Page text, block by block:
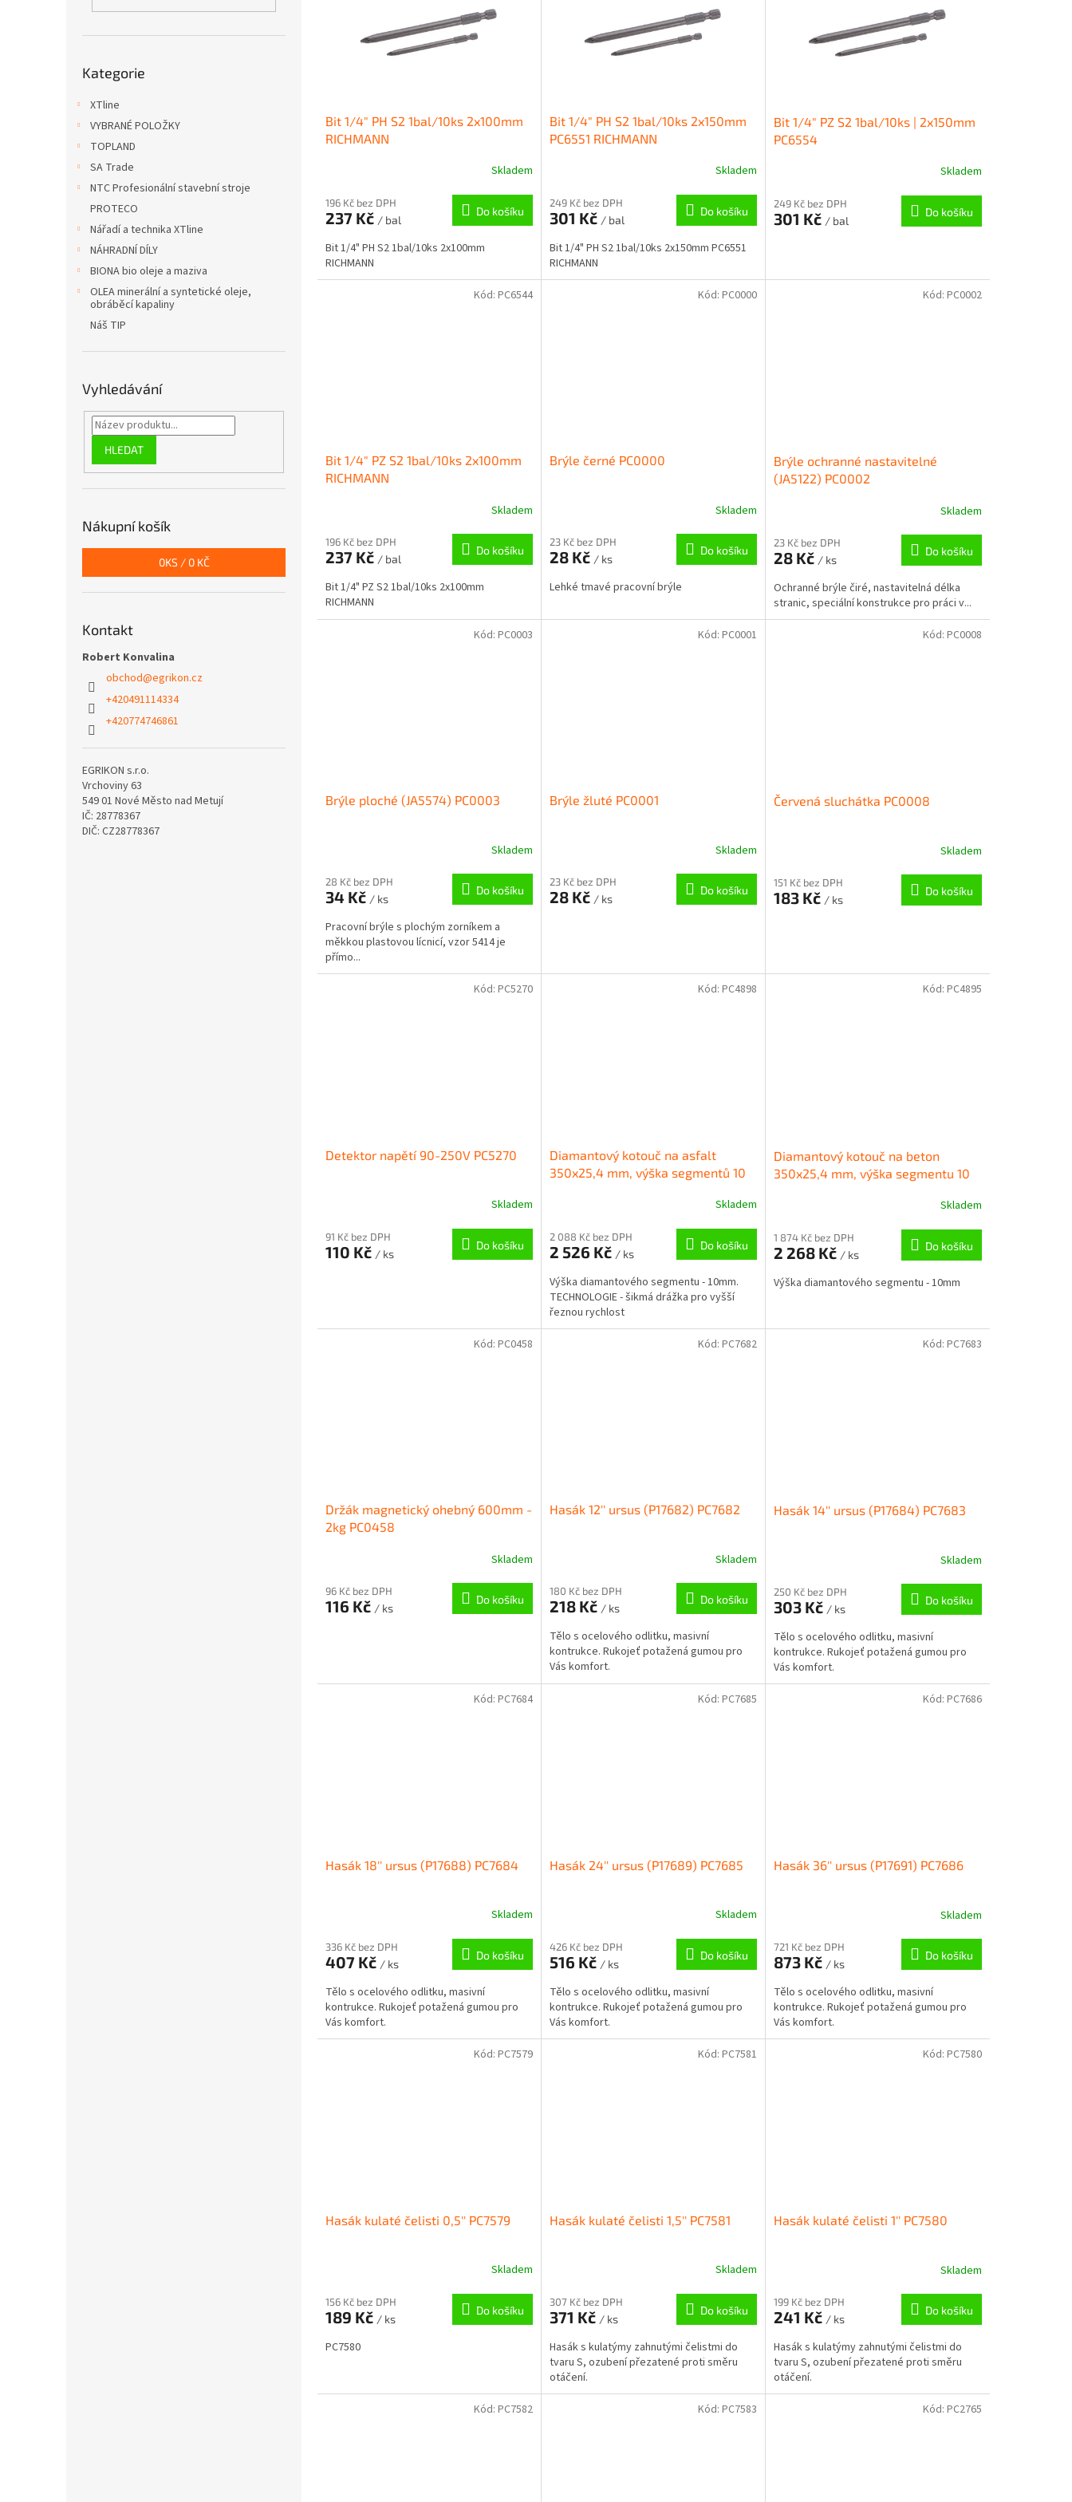
kategorie
Kategorie
XTline
VYBRANÉ POLOŽKY
TOPLAND
SA Trade
NTC Profesionální stavební stroje
PROTECO
Nářadí a technika XTline
NÁHRADNÍ DÍLY
BIONA bio oleje a maziva
OLEA minerální a syntetické oleje,
obráběcí kapaliny
Náš TIP
Vyhledávání
HLEDAT
Nákupní košík
0KS / 0 KČ
Kontakt
Robert Konvalina
obchod@egrikon.cz
+420491114334
+420774746861
EGRIKON s.r.o.
Vrchoviny 63
549 01 Nové Město nad Metují
IČ: 28778367
DIČ: CZ28778367
Bit 1/4" PH S2 1bal/10ks 2x100mm
RICHMANN
Skladem
196 Kč bez DPH
237 Kč / bal
Do košíku
Bit 1/4" PH S2 1bal/10ks 2x100mm
RICHMANN
Bit 1/4" PH S2 1bal/10ks 2x150mm
PC6551 RICHMANN
Skladem
249 Kč bez DPH
301 Kč / bal
Do košíku
Bit 1/4" PH S2 1bal/10ks 2x150mm PC6551
RICHMANN
Bit 1/4" PZ S2 1bal/10ks | 2x150mm
PC6554
Skladem
249 Kč bez DPH
301 Kč / bal
Do košíku
Bit 1/4" PZ S2 1bal/10ks 2x100mm
RICHMANN
Skladem
196 Kč bez DPH
237 Kč / bal
Do košíku
Bit 1/4" PZ S2 1bal/10ks 2x100mm
RICHMANN
Kód: PC6544
Brýle černé PC0000
Skladem
23 Kč bez DPH
28 Kč / ks
Do košíku
Lehké tmavé pracovní brýle
Kód: PC0000
Brýle ochranné nastavitelné
(JA5122) PC0002
Skladem
23 Kč bez DPH
28 Kč / ks
Do košíku
Ochranné brýle čiré, nastavitelná délka
stranic, speciální konstrukce pro práci v...
Kód: PC0002
Brýle ploché (JA5574) PC0003
Skladem
28 Kč bez DPH
34 Kč / ks
Do košíku
Pracovní brýle s plochým zorníkem a
měkkou plastovou lícnicí, vzor 5414 je
přímo...
Kód: PC0003
Brýle žluté PC0001
Skladem
23 Kč bez DPH
28 Kč / ks
Do košíku
Kód: PC0001
Červená sluchátka PC0008
Skladem
151 Kč bez DPH
183 Kč / ks
Do košíku
Kód: PC0008
Detektor napětí 90-250V PC5270
Skladem
91 Kč bez DPH
110 Kč / ks
Do košíku
Kód: PC5270
Diamantový kotouč na asfalt
350x25,4 mm, výška segmentů 10
Skladem
2 088 Kč bez DPH
2 526 Kč / ks
Do košíku
Výška diamantového segmentu - 10mm.
TECHNOLOGIE - šikmá drážka pro vyšší
řeznou rychlost
Kód: PC4898
Diamantový kotouč na beton
350x25,4 mm, výška segmentu 10
Skladem
1 874 Kč bez DPH
2 268 Kč / ks
Do košíku
Výška diamantového segmentu - 10mm
Kód: PC4895
Držák magnetický ohebný 600mm -
2kg PC0458
Skladem
96 Kč bez DPH
116 Kč / ks
Do košíku
Kód: PC0458
Hasák 12'' ursus (P17682) PC7682
Skladem
180 Kč bez DPH
218 Kč / ks
Do košíku
Tělo s ocelového odlitku, masivní
kontrukce. Rukojeť potažená gumou pro
Vás komfort.
Kód: PC7682
Hasák 14'' ursus (P17684) PC7683
Skladem
250 Kč bez DPH
303 Kč / ks
Do košíku
Tělo s ocelového odlitku, masivní
kontrukce. Rukojeť potažená gumou pro
Vás komfort.
Kód: PC7683
Hasák 18'' ursus (P17688) PC7684
Skladem
336 Kč bez DPH
407 Kč / ks
Do košíku
Tělo s ocelového odlitku, masivní
kontrukce. Rukojeť potažená gumou pro
Vás komfort.
Kód: PC7684
Hasák 24'' ursus (P17689) PC7685
Skladem
426 Kč bez DPH
516 Kč / ks
Do košíku
Tělo s ocelového odlitku, masivní
kontrukce. Rukojeť potažená gumou pro
Vás komfort.
Kód: PC7685
Hasák 36'' ursus (P17691) PC7686
Skladem
721 Kč bez DPH
873 Kč / ks
Do košíku
Tělo s ocelového odlitku, masivní
kontrukce. Rukojeť potažená gumou pro
Vás komfort.
Kód: PC7686
Hasák kulaté čelisti 0,5'' PC7579
Skladem
156 Kč bez DPH
189 Kč / ks
Do košíku
PC7580
Kód: PC7579
Hasák kulaté čelisti 1,5'' PC7581
Skladem
307 Kč bez DPH
371 Kč / ks
Do košíku
Hasák s kulatýmy zahnutými čelistmi do
tvaru S, ozubení přezatené proti směru
otáčení.
Kód: PC7581
Hasák kulaté čelisti 1'' PC7580
Skladem
199 Kč bez DPH
241 Kč / ks
Do košíku
Hasák s kulatýmy zahnutými čelistmi do
tvaru S, ozubení přezatené proti směru
otáčení.
Kód: PC7580
Kód: PC7582 Kód: PC7583 Kód: PC2765